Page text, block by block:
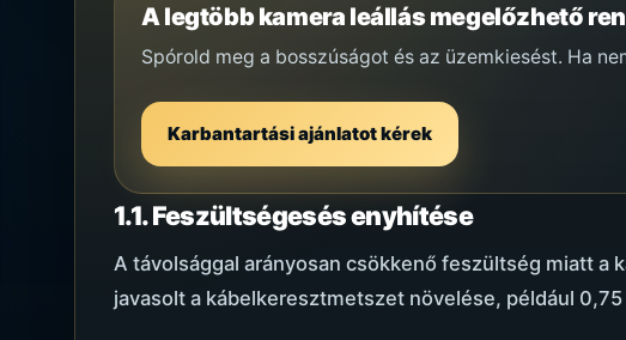
A legtöbb kamera leállás megelőzhető
Spórold meg a bosszúságot és az üzemkiesést. Ha
Karbantartási ajánlatot kérek
1.1. Feszültségesés enyhítése
A távolsággal arányosan csökkenő feszültség miatt a
javasolt a kábelkeresztmetszet növelése, például